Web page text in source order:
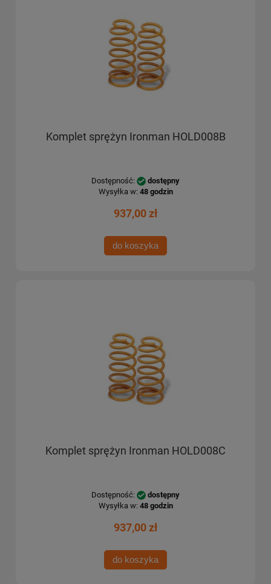
Komplet sprężyn Ironman HOLD008B
Dostępność:
dostępny
Wysyłka w: 48 godzin
937,00 zł
do koszyka
Komplet sprężyn Ironman HOLD008C
Dostępność:
dostępny
Wysyłka w: 48 godzin
937,00 zł
do koszyka